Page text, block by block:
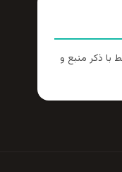
با ذکر منبع و